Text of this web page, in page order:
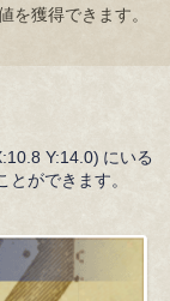
を獲得できます。
Y:14.0) にいる
ができます。